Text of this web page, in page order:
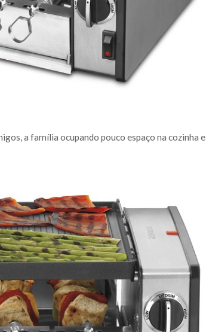
a família ocupando pouco espaço na cozinha e